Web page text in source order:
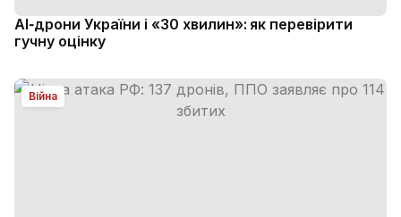
AI‑дрони України і «30 хвилин»: як перевірити
гучну оцінку
Війна